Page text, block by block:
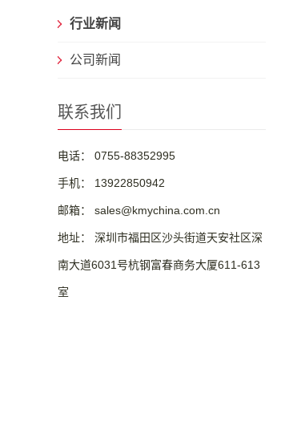
行业新闻
公司新闻
联系我们
电话： 0755-88352995
手机： 13922850942
邮箱： sales@kmychina.com.cn
地址： 深圳市福田区沙头街道天安社区深
南大道6031号杭钢富春商务大厦611-613
室